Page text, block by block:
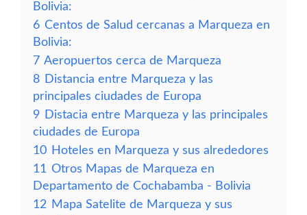
Bolivia:
6 Centos de Salud cercanas a Marqueza en
Bolivia:
7 Aeropuertos cerca de Marqueza
8 Distancia entre Marqueza y las
principales ciudades de Europa
9 Distacia entre Marqueza y las principales
ciudades de Europa
10 Hoteles en Marqueza y sus alrededores
11 Otros Mapas de Marqueza en
Departamento de Cochabamba - Bolivia
12 Mapa Satelite de Marqueza y sus